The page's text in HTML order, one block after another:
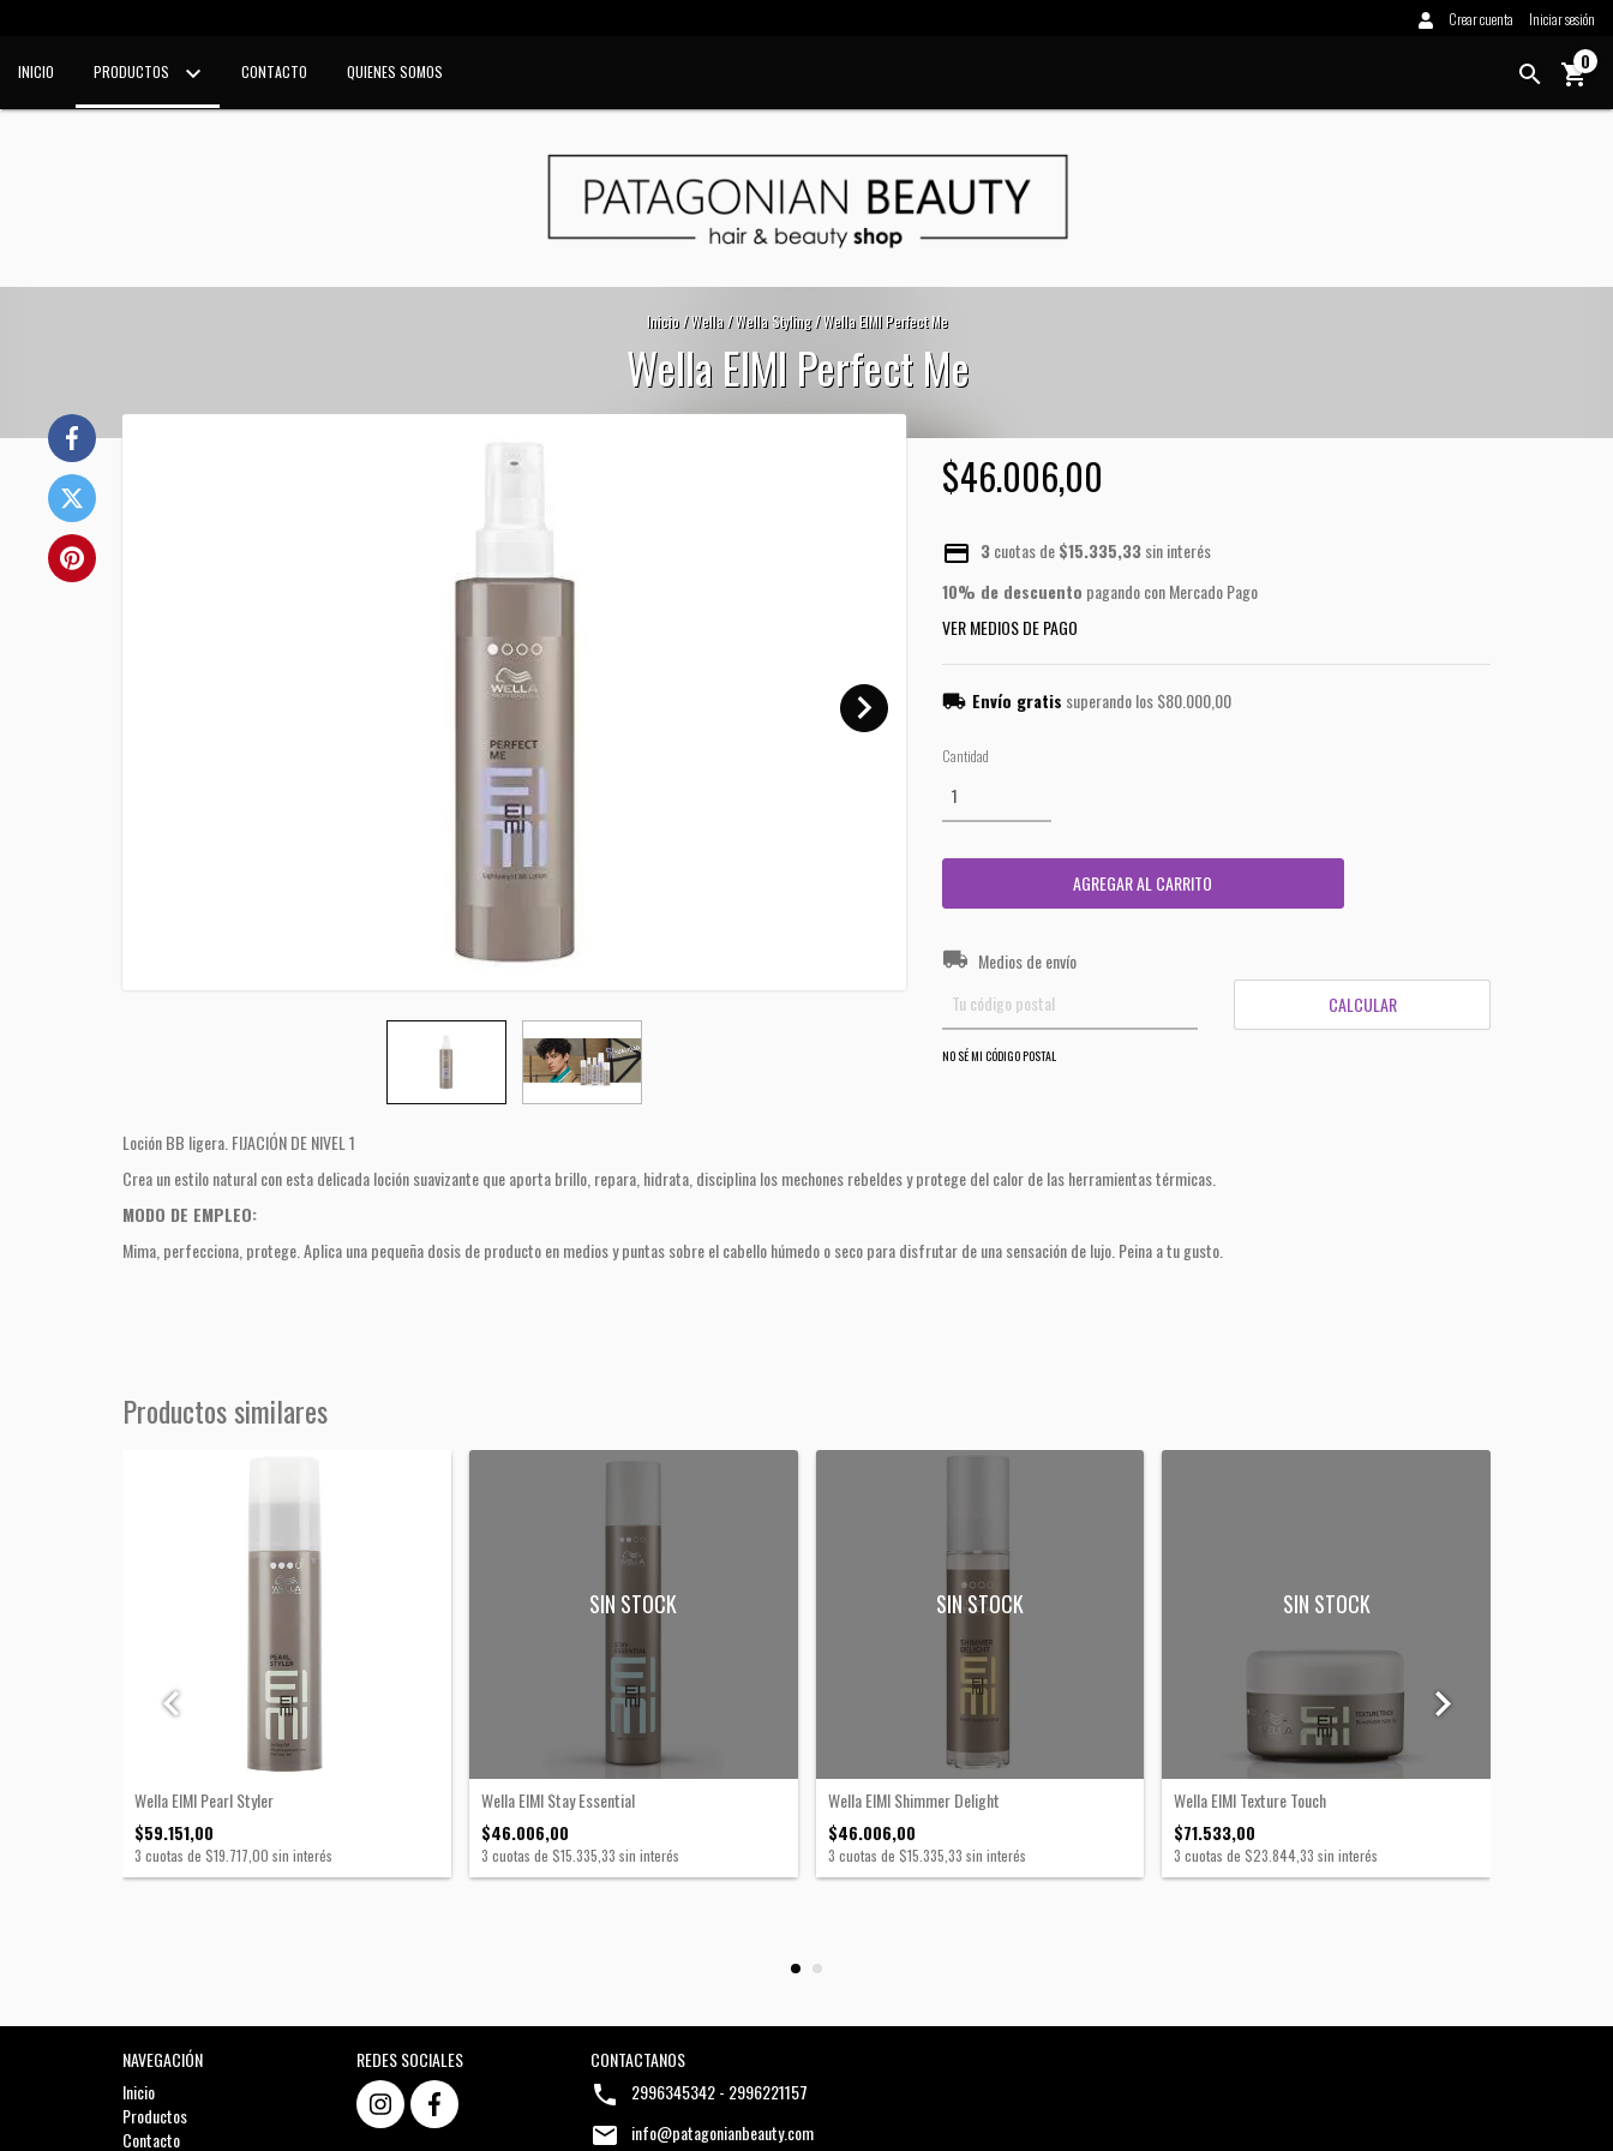
Crear cuenta Iniciar sesión
INICIO PRODUCTOS CONTACTO QUIENES SOMOS 0
Inicio /Wella /Wella Styling /Wella EIMI Perfect Me
Wella EIMI Perfect Me
$46.006,00
3cuotas de$15.335,33sin interés
10% de descuento pagando con Mercado Pago
VER MEDIOS DE PAGO
Envío gratis superando los$80.000,00
Cantidad
Entregas para el CP:
Medios de envío
CALCULAR
NO SÉ MI CÓDIGO POSTAL
Loción BB ligera. FIJACIÓN DE NIVEL 1
Crea un estilo natural con esta delicada loción suavizante que aporta brillo, repara, hidrata, disciplina los mechones rebeldes y protege del calor de las herramientas térmicas.
MODO DE EMPLEO:
Mima, perfecciona, protege. Aplica una pequeña dosis de producto en medios y puntas sobre el cabello húmedo o seco para disfrutar de una sensación de lujo. Peina a tu gusto.
Productos similares
Wella EIMI Pearl Styler
$59.151,00
3 cuotas de $19.717,00 sin interés
SIN STOCK
Wella EIMI Stay Essential
$46.006,00
3 cuotas de $15.335,33 sin interés
SIN STOCK
Wella EIMI Shimmer Delight
$46.006,00
3 cuotas de $15.335,33 sin interés
SIN STOCK
Wella EIMI Texture Touch
$71.533,00
3 cuotas de$23.844,33 sin interés
NAVEGACIÓN
Inicio
Productos
Contacto
REDES SOCIALES
CONTACTANOS
2996345342 - 2996221157
info@patagonianbeauty.com